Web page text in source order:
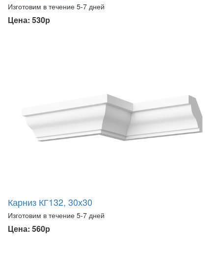
Изготовим в течение 5-7 дней
Цена: 530р
Карниз КГ132, 30х30
Изготовим в течение 5-7 дней
Цена: 560р